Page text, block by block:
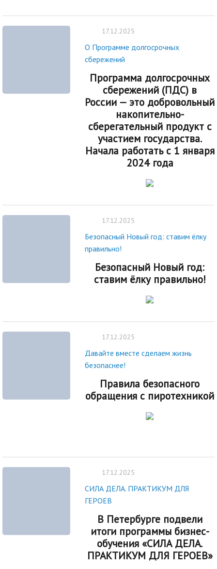
17.12.2025
О Программе долгосрочных
сбережений
Программа долгосрочных
сбережений (ПДС) в
России — это добровольный
накопительно-
сберегательный продукт с
участием государства.
Начала работать с 1 января
2024 года
17.12.2025
Безопасный Новый год: ставим ёлку
правильно!
Безопасный Новый год:
ставим ёлку правильно!
17.12.2025
Давайте вместе сделаем жизнь
безопаснее!
Правила безопасного
обращения с пиротехникой
17.12.2025
СИЛА ДЕЛА. ПРАКТИКУМ ДЛЯ
ГЕРОЕВ
В Петербурге подвели
итоги программы бизнес-
обучения «СИЛА ДЕЛА.
ПРАКТИКУМ ДЛЯ ГЕРОЕВ»